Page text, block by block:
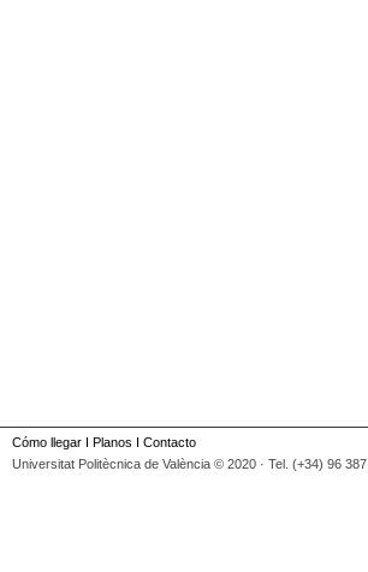
Cómo llegar I Planos I Contacto
Universitat Politècnica de València © 2020 · Tel. (+34) 96